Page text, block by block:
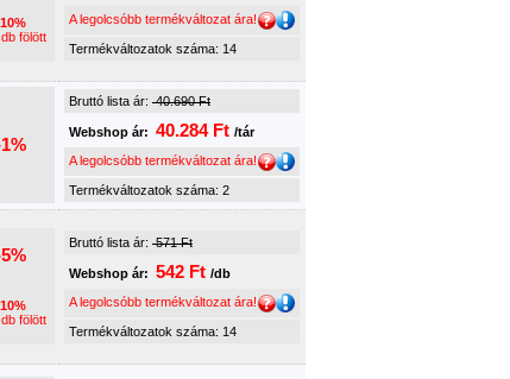
fölött
A legolcsóbb termékváltozat ára!
Termékváltozatok száma: 14
Bruttó lista ár: 40.690 Ft
Webshop ár: 40.284 Ft /tár
A legolcsóbb termékváltozat ára!
Termékváltozatok száma: 2
fölött
Bruttó lista ár: 571 Ft
Webshop ár: 542 Ft /db
A legolcsóbb termékváltozat ára!
Termékváltozatok száma: 14